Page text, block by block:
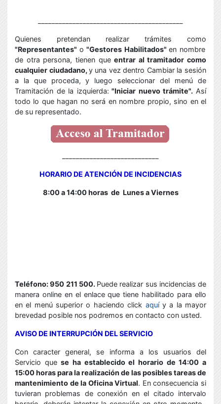
Quienes pretendan realizar trámites como
"Representantes" o "Gestores Habilitados"en nombre
de otra persona, tienen queentrar al tramitador como
cualquier ciudadano,y una vez dentro Cambiar la sesión
a la que proceda, y luego seleccionar del menú de
Tramitación de la izquierda: "Iniciar nuevo trámite". Así
todo lo que hagan no será en nombre propio, sino en el
de su representado.
HORARIO DE ATENCIÓN DE INCIDENCIAS
8:00 a 14:00 horas de Lunes a Viernes
Teléfono: 950 211 500. Puede realizar sus incidencias de
manera online en el enlace que tiene habilitado para ello
en el menú superior o haciendo click aquí y a la mayor
brevedad posible nos podremos en contacto con usted.
AVISO DE INTERRUPCIÓN DEL SERVICIO
Con caracter general, se informa a los usuarios del
Servicio quese ha establecido el horario de 14:00 a
15:00 horas para la realización de las posibles tareas de
mantenimiento de la Oficina Virtual. En consecuencia si
tuvieran problemas de conexión en el citado intervalo